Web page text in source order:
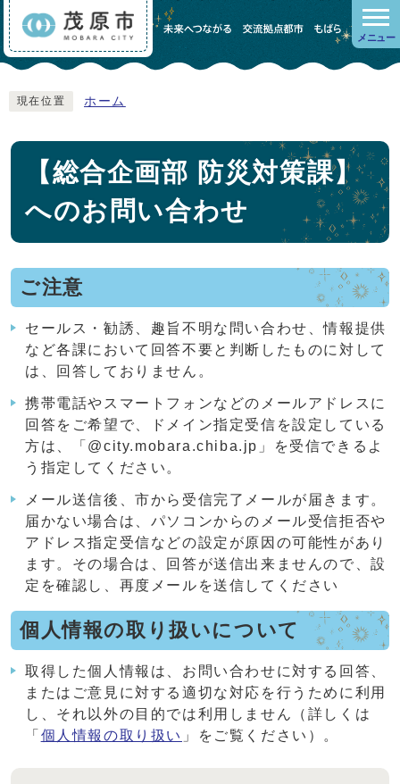
メニュー
現在位置 ホーム
【総合企画部 防災対策課】
へのお問い合わせ
ご注意
セールス・勧誘、趣旨不明な問い合わせ、情報提供
など各課において回答不要と判断したものに対して
は、回答しておりません。
携帯電話やスマートフォンなどのメールアドレスに
回答をご希望で、ドメイン指定受信を設定している
方は、「@city.mobara.chiba.jp」を受信できるよ
う指定してください。
メール送信後、市から受信完了メールが届きます。
届かない場合は、パソコンからのメール受信拒否や
アドレス指定受信などの設定が原因の可能性があり
ます。その場合は、回答が送信出来ませんので、設
定を確認し、再度メールを送信してください
個人情報の取り扱いについて
取得した個人情報は、お問い合わせに対する回答、
またはご意見に対する適切な対応を行うために利用
し、それ以外の目的では利用しません（詳しくは
「 個人情報の取り扱い 」をご覧ください）。